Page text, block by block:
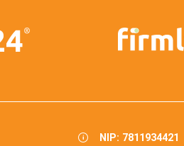
NIP: 7811934421